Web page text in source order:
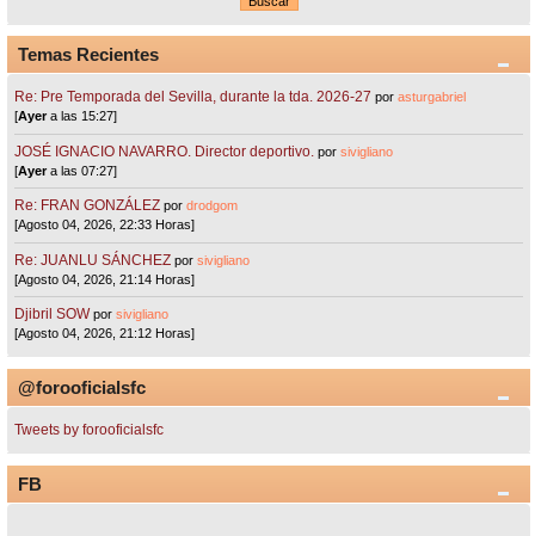
Temas Recientes
Re: Pre Temporada del Sevilla, durante la tda. 2026-27 porasturgabriel
[Ayera las 15:27]
JOSÉ IGNACIO NAVARRO. Director deportivo. porsivigliano
[Ayera las 07:27]
Re: FRAN GONZÁLEZ pordrodgom
[Agosto 04, 2026, 22:33 Horas]
Re: JUANLU SÁNCHEZ porsivigliano
[Agosto 04, 2026, 21:14 Horas]
Djibril SOW porsivigliano
[Agosto 04, 2026, 21:12 Horas]
@forooficialsfc
Tweets by forooficialsfc
FB